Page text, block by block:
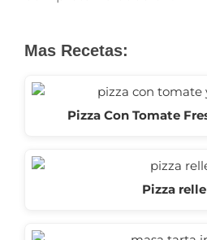
Mas Recetas:
Pizza Con Tomate
Pizza